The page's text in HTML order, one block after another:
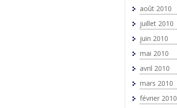
août 2010
juillet 2010
juin 2010
mai 2010
avril 2010
mars 2010
février 2010